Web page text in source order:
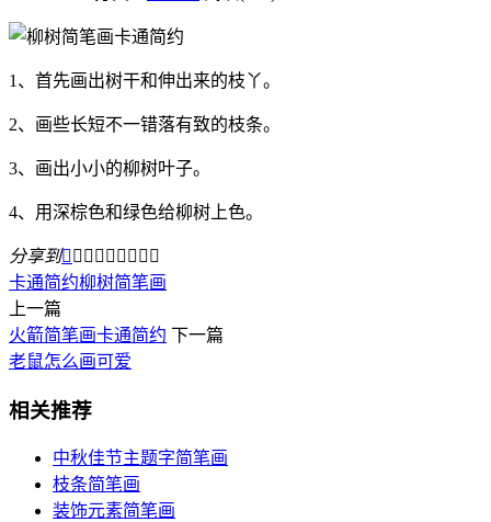
1、首先画出树干和伸出来的枝丫。
2、画些长短不一错落有致的枝条。
3、画出小小的柳树叶子。
4、用深棕色和绿色给柳树上色。
分享到        
卡通简约柳树简笔画
上一篇
火箭简笔画卡通简约 下一篇
老鼠怎么画可爱
相关推荐
中秋佳节主题字简笔画
枝条简笔画
装饰元素简笔画